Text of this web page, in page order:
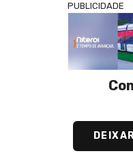
PUBLICIDADE